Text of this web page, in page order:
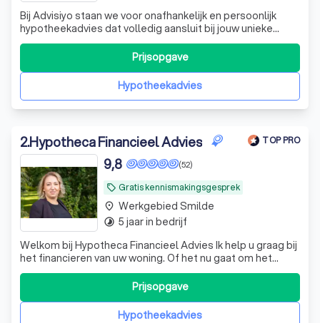
Bij Advisiyo staan we voor onafhankelijk en persoonlijk
hypotheekadvies dat volledig aansluit bij jouw unieke
situatie en wensen. Als ervaren tussenpersoon vergelijken
we de mogelijkheden bij diverse hypotheekverstrekkers
om de beste oplossing voor jou te vinden. Of je nu een
starter bent, wilt doorHypotheekadvies
Prijsopgave
2.Hypotheca Financieel Advies TOP PRO
local_offer Gratis kennismakingsgesprek
(52)
9,8
Welkom bij Hypotheca Financieel Advies Ik help u graag bij
het financieren van uw woning. Of het nu gaat om het
kopen van uw droomhuis, het oversluiten van uw huidige
hypotheek of het opnemen van overwaarde — ik zorg dat
u precies weet waar u aan toe bent. Het aanpassen of
afsluiten van een hypothHypotheekadvies
Prijsopgave
place Werkgebied Smilde
timelapse 5 jaar in bedrijf